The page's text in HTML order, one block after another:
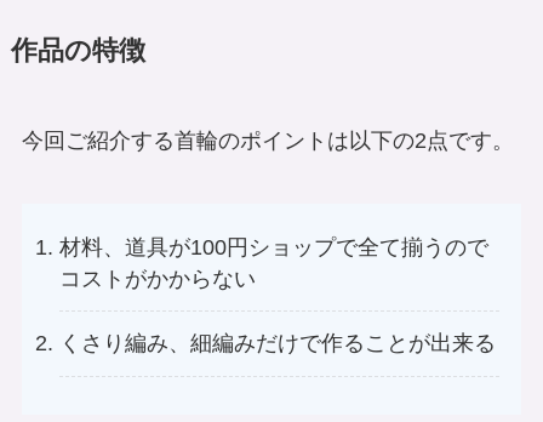
作品の特徴
今回ご紹介する首輪のポイントは以下の2点です。
材料、道具が100円ショップで全て揃うので
コストがかからない
くさり編み、細編みだけで作ることが出来る